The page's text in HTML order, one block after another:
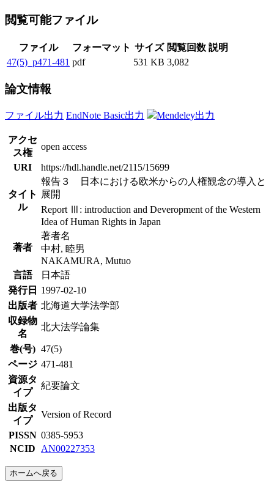
閲覧可能ファイル
ファイル フォーマット サイズ 閲覧回数 説明
47(5)_p471-481 pdf 531 KB 3,082
論文情報
ファイル出力 EndNote Basic出力 Mendeley出力
アクセ
ス権
open access
URI
https://hdl.handle.net/2115/15699
タイト
ル
報告３ 日本における欧米からの人権観念の導入と
展開
Report Ⅲ: introduction and Deveropment of the Western
Idea of Human Rights in Japan
著者
著者名
中村, 睦男
NAKAMURA, Mutuo
言語
日本語
発行日
1997-02-10
出版者 北海道大学法学部
収録物
名
北大法学論集
巻(号) 47(5)
ページ 471-481
資源タ
イプ
紀要論文
出版タ
イプ
Version of Record
PISSN 0385-5953
NCID
AN00227353
ホームへ戻る